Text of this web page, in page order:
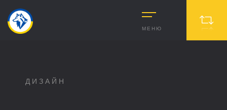
МЕНЮ
ДИЗАЙН